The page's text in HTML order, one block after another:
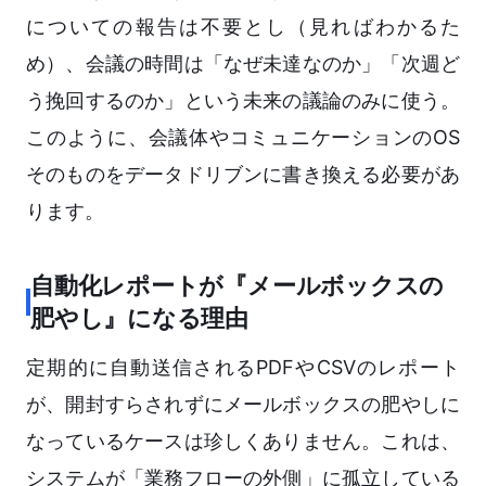
についての報告は不要とし（見ればわかるた
め）、会議の時間は「なぜ未達なのか」「次週ど
う挽回するのか」という未来の議論のみに使う。
このように、会議体やコミュニケーションのOS
そのものをデータドリブンに書き換える必要があ
ります。
自動化レポートが『メールボックスの
肥やし』になる理由
定期的に自動送信されるPDFやCSVのレポート
が、開封すらされずにメールボックスの肥やしに
なっているケースは珍しくありません。これは、
システムが「業務フローの外側」に孤立している